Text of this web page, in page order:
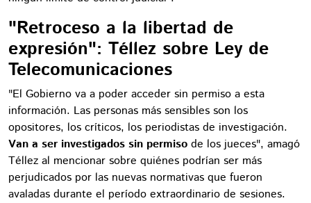
"Retroceso a la libertad de
expresión": Téllez sobre Ley de
Telecomunicaciones
"El Gobierno va a poder acceder sin permiso a esta
información. Las personas más sensibles son los
opositores, los críticos, los periodistas de investigación.
Van a ser investigados sin permiso de los jueces", amagó
Téllez al mencionar sobre quiénes podrían ser más
perjudicados por las nuevas normativas que fueron
avaladas durante el período extraordinario de sesiones.